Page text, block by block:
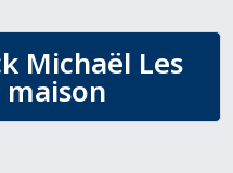
Michaël Les
maison